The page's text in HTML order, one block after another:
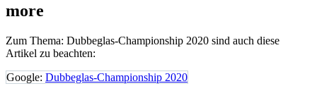
more
Zum Thema: Dubbeglas-Championship 2020 sind auch diese
Artikel zu beachten:
Google: Dubbeglas-Championship 2020